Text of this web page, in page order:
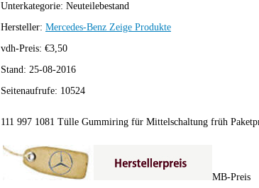
Unterkategorie: Neuteilebestand
Hersteller: Mercedes-Benz Zeige Produkte
vdh-Preis: €3,50
Stand: 25-08-2016
Seitenaufrufe: 10524
111 997 1081 Tülle Gummiring für Mittelschaltung früh
MB-Preis